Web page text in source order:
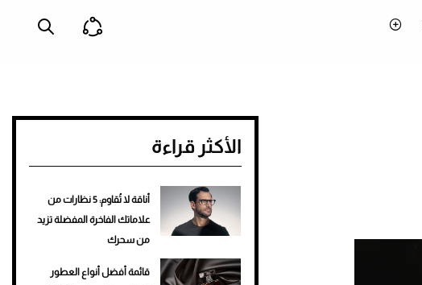
الأكثر قراءة
أناقة لا تُقاوم: 5 نظارات من
علاماتك الفاخرة المفضلة تزيد
من سحرك
قائمة أفضل أنواع العطور